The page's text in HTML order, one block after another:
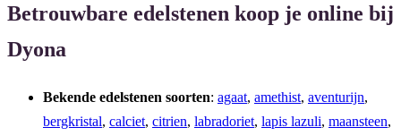
Betrouwbare edelstenen koop je online bij
Dyona
Bekende edelstenen soorten: agaat, amethist, aventurijn,
bergkristal, calciet, citrien, labradoriet, lapis lazuli, maansteen,